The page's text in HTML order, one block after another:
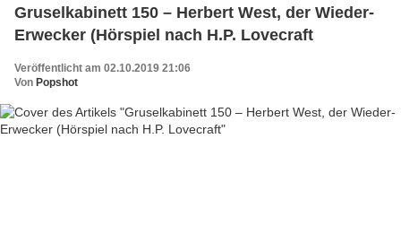
Gruselkabinett 150 – Herbert West, der Wieder-
Erwecker (Hörspiel nach H.P. Lovecraft
Veröffentlicht am 02.10.2019 21:06
Von Popshot